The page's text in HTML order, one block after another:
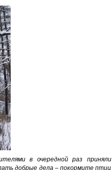
в очередной раз приняли
добрые дела – покормите птиц